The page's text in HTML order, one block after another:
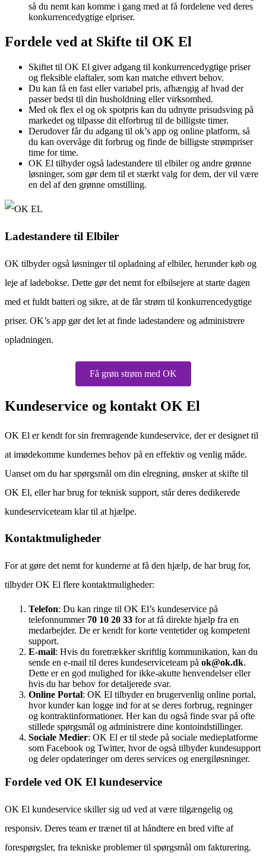
så du nemt kan komme i gang med at få fordelene ved deres
konkurrencedygtige elpriser.
Fordele ved at Skifte til OK El
Skiftet til OK El giver adgang til konkurrencedygtige priser
og fleksible elaftaler, som kan matche ethvert behov.
Du kan få en fast eller variabel pris, afhængig af hvad der
passer bedst til din husholdning eller virksomhed.
Med ok flex el og ok spotpris kan du udnytte prisudsving på
markedet og tilpasse dit elforbrug til de billigste timer.
Derudover får du adgang til ok’s app og online platform, så
du kan overvåge dit forbrug og finde de billigste strømpriser
time for time.
OK El tilbyder også ladestandere til elbiler og andre grønne
løsninger, som gør dem til et stærkt valg for dem, der vil være
en del af den grønne omstilling.
Ladestandere til Elbiler
OK tilbyder også løsninger til opladning af elbiler, herunder køb og
leje af ladebokse. Dette gør det nemt for elbilsejere at starte dagen
med et fuldt batteri og sikre, at de får strøm til konkurrencedygtige
priser. OK’s app gør det let at finde ladestandere og administrere
opladningen.
Få grøn strøm med OK
Kundeservice og kontakt OK El
OK El er kendt for sin fremragende kundeservice, der er designet til
at imødekomme kundernes behov på en effektiv og venlig måde.
Uanset om du har spørgsmål om din elregning, ønsker at skifte til
OK El, eller har brug for teknisk support, står deres dedikerede
kundeserviceteam klar til at hjælpe.
Kontaktmuligheder
For at gøre det nemt for kunderne at få den hjælp, de har brug for,
tilbyder OK El flere kontaktmuligheder:
Telefon: Du kan ringe til OK El’s kundeservice på
telefonnummer 70 10 20 33 for at få direkte hjælp fra en
medarbejder. De er kendt for korte ventetider og kompetent
support.
E-mail: Hvis du foretrækker skriftlig kommunikation, kan du
sende en e-mail til deres kundeserviceteam på ok@ok.dk.
Dette er en god mulighed for ikke-akutte henvendelser eller
hvis du har behov for detaljerede svar.
Online Portal: OK El tilbyder en brugervenlig online portal,
hvor kunder kan logge ind for at se deres forbrug, regninger
og kontraktinformationer. Her kan du også finde svar på ofte
stillede spørgsmål og administrere dine kontoindstillinger.
Sociale Medier: OK El er til stede på sociale medieplatforme
som Facebook og Twitter, hvor de også tilbyder kundesupport
og deler opdateringer om deres services og energiløsninger.
Fordele ved OK El kundeservice
OK El kundeservice skiller sig ud ved at være tilgængelig og
responsiv. Deres team er trænet til at håndtere en bred vifte af
forespørgsler, fra tekniske problemer til spørgsmål om fakturering.